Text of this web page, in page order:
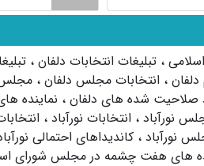
، تبلیغات انتخابات دلفان ،
دلفان ، انتخابات مجلس دلفان ، مجلس
صلاحیت شده های دلفان ، نماینده
نورآباد ، انتخابات نورآباد ، انتخابات ۹۸
نورآباد ، کاندیداهای احتمالی
های هفت چشمه در مجلس شورای